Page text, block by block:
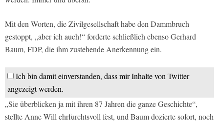
Mit den Worten, die Zivilgesellschaft habe den Dammbruch
gestoppt, „aber ich auch!“ forderte schließlich ebenso Gerhard
Baum, FDP, die ihm zustehende Anerkennung ein.
Ich bin damit einverstanden, dass mir Inhalte von Twitter
angezeigt werden.
„Sie überblicken ja mit ihren 87 Jahren die ganze Geschichte“,
stellte Anne Will ehrfurchtsvoll fest, und Baum dozierte sofort, noch